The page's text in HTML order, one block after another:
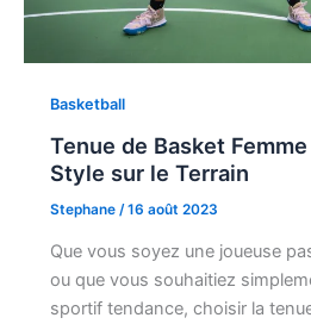
Basketball
Tenue de Basket
Style sur le Terrain
Stephane /16 août 2023
Que vous soyez une joueuse
ou que vous souhaitiez
sportif tendance, choisir la